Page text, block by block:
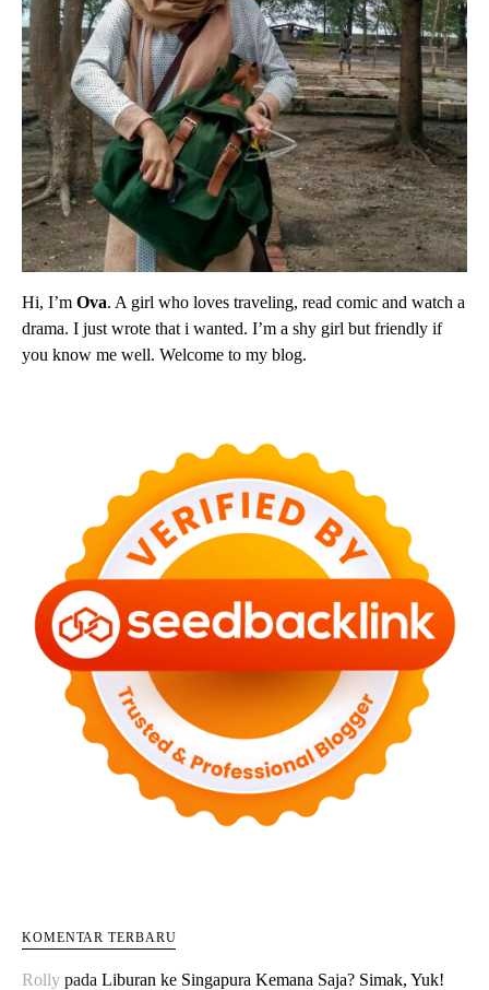
Hi, I’m Ova. A girl who loves traveling, read comic and watch a
drama. I just wrote that i wanted. I’m a shy girl but friendly if
you know me well. Welcome to my blog.
KOMENTAR TERBARU
Rolly pada Liburan ke Singapura Kemana Saja? Simak, Yuk!